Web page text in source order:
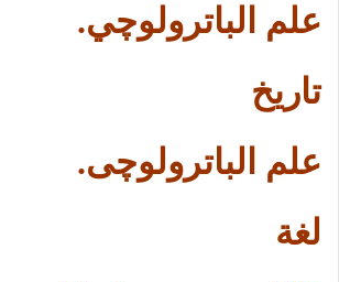
علم الباترولوچي.
تاريخ
علم الباترولوچى.
لغة